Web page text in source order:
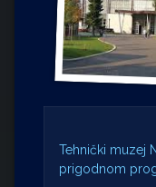
Ljiljana Lekanić-
Željko Krznarić
Miroslav Šantek
Tehnički muzej
prigodnom